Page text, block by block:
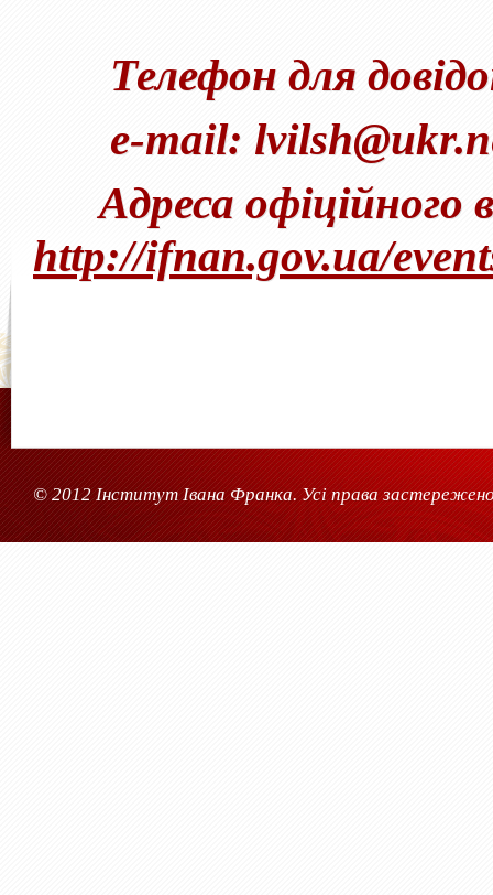
Телефон для
e-mail:
Адреса офіційного
http://ifnan.gov.ua/
© 2012 Інститут Івана Франка. Усі права